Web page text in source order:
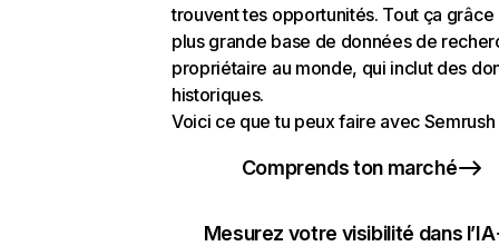
trouvent tes opportunités. Tout ça grâce
plus grande base de données de
propriétaire au monde, qui inclut des
historiques.
Voici ce que tu peux faire avec Semrush
Comprends ton marché
Mesurez votre visibilité dans l’IA